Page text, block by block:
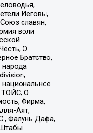
Иеговы,
славян,
воли
О
Братство,
народа
ТОЙС, О
Фирма,
Аят,
Фалунь Дафа,